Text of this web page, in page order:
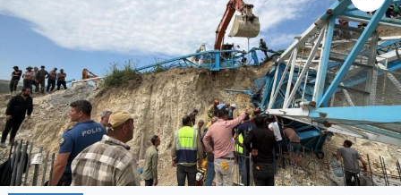
Tarihçe
Resmi İlanlar
Söyleşi
Foto Şaka